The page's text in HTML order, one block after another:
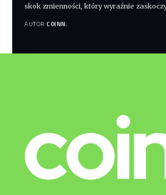
skok zmienności, który wyraźnie
AUTOR COINN.